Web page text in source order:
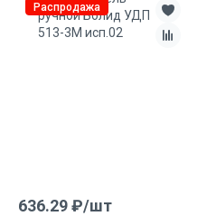
Распродажа
636.29₽/шт